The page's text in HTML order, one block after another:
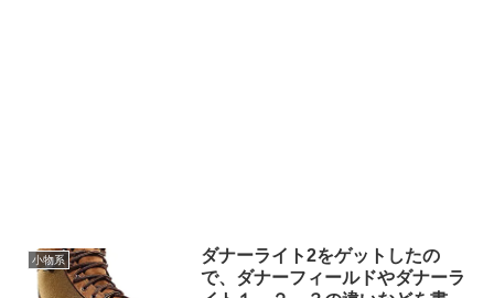
小物系
ダナーライト2をゲットしたの
で、ダナーフィールドやダナーラ